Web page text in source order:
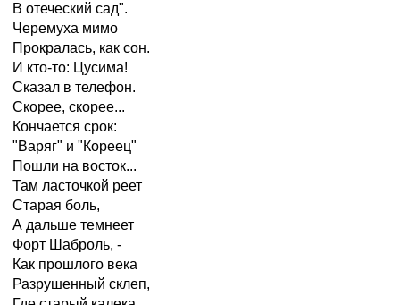
В отеческий сад".
Черемуха мимо
Прокралась, как сон.
И кто-то: Цусима!
Сказал в телефон.
Скорее, скорее...
Кончается срок:
"Варяг" и "Кореец"
Пошли на восток...
Там ласточкой реет
Старая боль,
А дальше темнеет
Форт Шаброль, -
Как прошлого века
Разрушенный склеп,